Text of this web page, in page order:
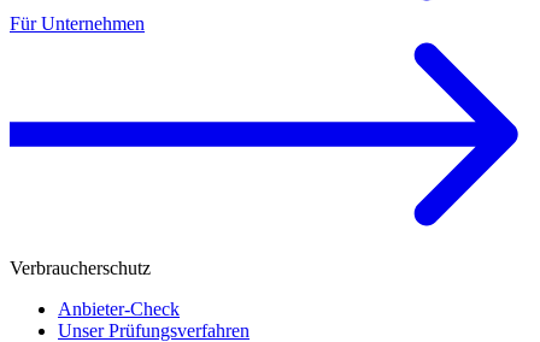
Für Unternehmen
Verbraucherschutz
Anbieter-Check
Unser Prüfungsverfahren